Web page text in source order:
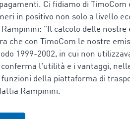
Ci fidiamo di
in positivo non solo a livello
"Il calcolo delle nostre
che con TimoCom le nostre
1999-2002, in cui non
l'utilità e i vantaggi,
della piattaforma di
Rampinini.